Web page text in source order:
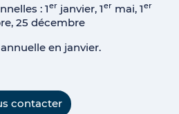
: 1erjanvier, 1ermai, 1er
25 décembre
en janvier.
contacter